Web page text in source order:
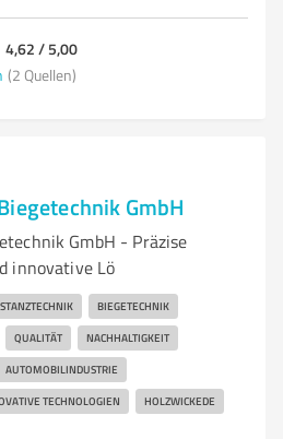
4,62 / 5,00
(2 Quellen)
GmbH
GmbH - Präzise
innovative Lö
STANZTECHNIK BIEGETECHNIK
QUALITÄT NACHHALTIGKEIT
AUTOMOBILINDUSTRIE
TECHNOLOGIEN HOLZWICKEDE